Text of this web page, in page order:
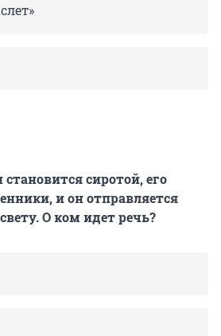
сиротой, его
и он отправляется
О ком идет речь?